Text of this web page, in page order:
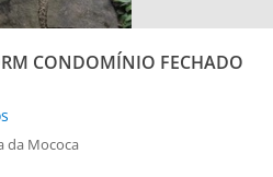
CONDOMÍNIO FECHADO
da Mococa